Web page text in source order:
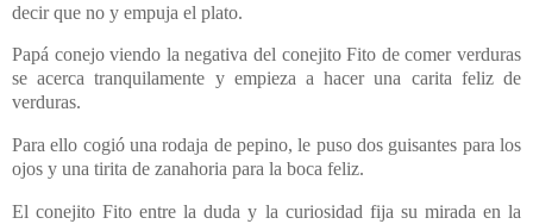
decir que no y empuja el plato.
Papá conejo viendo la negativa del conejito Fito de comer verduras
se acerca tranquilamente y empieza a hacer una carita feliz de
verduras.
Para ello cogió una rodaja de pepino, le puso dos guisantes para los
ojos y una tirita de zanahoria para la boca feliz.
El conejito Fito entre la duda y la curiosidad fija su mirada en la